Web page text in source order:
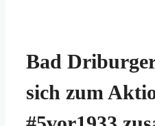
Bad
sich zum